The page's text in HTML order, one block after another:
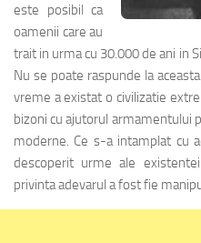
este posibil ca
oamenii care au
trait in urma cu 30.000 de ani in
Nu se poate raspunde la
vreme a existat o civilizatie
bizoni cu ajutorul armamentului
moderne. Ce s-a intamplat cu
descoperit urme ale
privinta adevarul a fost fie